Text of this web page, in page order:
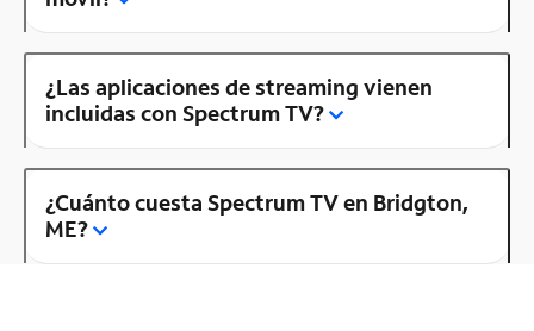
¿Las aplicaciones de streaming vienen
incluidas con Spectrum TV?
¿Cuánto cuesta Spectrum TV en Bridgton,
ME?